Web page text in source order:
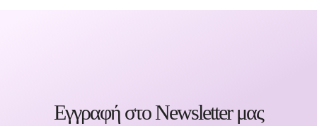
Εγγραφή στο Newsletter μας